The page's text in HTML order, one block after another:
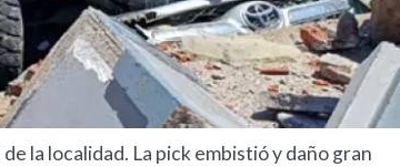
la localidad. La pick embistió y daño gran